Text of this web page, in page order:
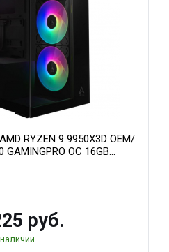
RYZEN 9 9950X3D OEM/
OC 16GB
SSD)
руб.